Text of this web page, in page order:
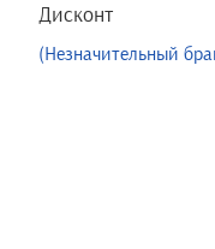
Дисконт
(Незначительный